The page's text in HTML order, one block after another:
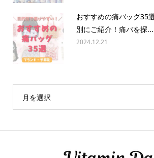
おすすめの痛バッグ35
別にご紹介！痛バを探...
2024.12.21
月を選択